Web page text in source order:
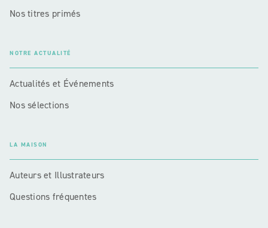
Nos titres primés
NOTRE ACTUALITÉ
Actualités et Événements
Nos sélections
LA MAISON
Auteurs et Illustrateurs
Questions fréquentes